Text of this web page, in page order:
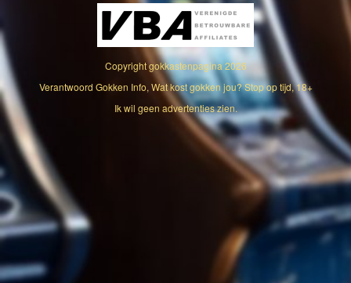
Copyrightgokkastenpagina2026
Verantwoord Gokken Info, Wat kost gokken jou? Stop op tijd, 18+
Ik wil geen advertenties zien.